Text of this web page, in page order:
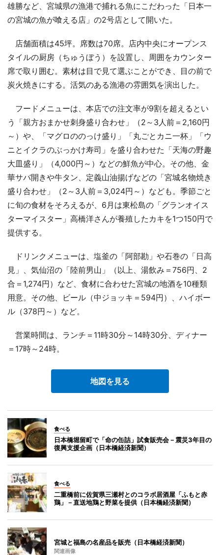
雄勝など、宮城県の漁港で捕れる魚にこだわった「日本一
の宮城の魚が喰える店」の2号店として開いた。
店舗面積は45坪。席数は70席。店内中央にオープンス
タイルの厨房（ちゅうぼう）を設置し、周囲をカウンター
席で取り囲む。素材は目で見て選ぶことができ、目の前で
炭火焼きにする。活気のある漁港の雰囲気を演出した。
フードメニューは、本店での注文率が9割を超えるとい
う「親方おまかせ刺身盛り合わせ」（2～3人前＝2,160円
～）や、「マグロののっけ盛り」「丸ごとカニ一杯」「ウ
ニとイクラのぶっかけ寿司」を盛り合わせた「天海の野趣
大皿盛り」（4,000円～）などの鮮魚が中心。その他、金
華サバ開きや牛タン、定義山油揚げなどの「宮城名物焼き
盛り合わせ」（2～3人前＝3,024円～）なども。季節ごと
に旬の食材をそろえるが、6月は東松島の「グランオイス
ターマイスター」高橋洋さんが養殖したカキを1つ150円で
提供する。
ドリンクメニューは、塩釜の「阿部勘」や石巻の「日高
見」、気仙沼の「陸前男山」（以上、湯飲み＝756円、2
合＝1,274円）など、食材に合わせた宮城の地酒を10種類
用意。その他、ビール（中ジョッキ＝594円）、ハイボー
ル（378円～）など。
営業時間は、ランチ＝11時30分～14時30分、ディナー
＝17時～24時。
地図を見る
食べる
日本橋堀留町で「命の缶詰」試食販売会－震災3年目の
復興支援企画（日本橋経済新聞）
食べる
二重橋前に佐賀県三瀬村とのコラボ居酒屋「ふもと赤
鶏」－直送地鶏と野菜を提供（日本橋経済新聞）
宮城と福島の名産品を販売（日本橋経済新聞）
関連画像